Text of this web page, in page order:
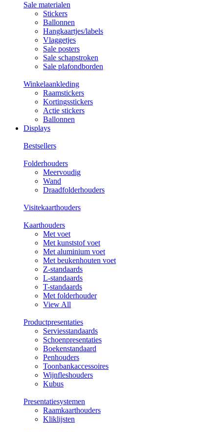
Sale materialen
Stickers
Ballonnen
Hangkaartjes/labels
Vlaggetjes
Sale posters
Sale schapstroken
Sale plafondborden
Winkelaankleding
Raamstickers
Kortingsstickers
Actie stickers
Ballonnen
Displays
Bestsellers
Folderhouders
Meervoudig
Wand
Draadfolderhouders
Visitekaarthouders
Kaarthouders
Met voet
Met kunststof voet
Met aluminium voet
Met beukenhouten voet
Z-standaards
L-standaards
T-standaards
Met folderhouder
View All
Productpresentaties
Serviesstandaards
Schoenpresentaties
Boekenstandaard
Penhouders
Toonbankaccessoires
Wijnfleshouders
Kubus
Presentatiesystemen
Raamkaarthouders
Kliklijsten